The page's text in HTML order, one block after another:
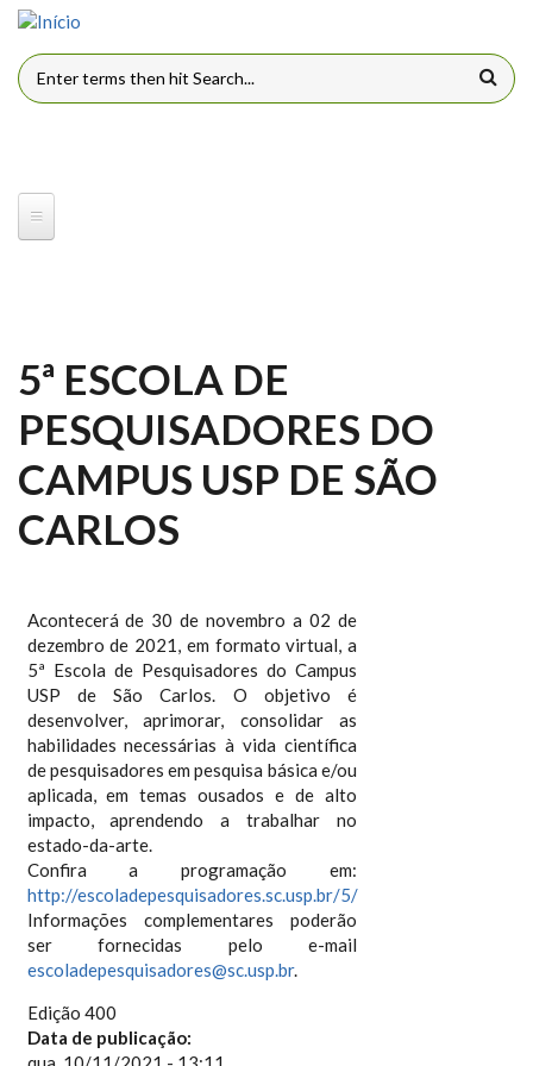
Pular para o conteúdo principal
FORMULÁRIO DE BUSCA
5ª ESCOLA DE
PESQUISADORES DO
CAMPUS USP DE SÃO
CARLOS
Acontecerá de 30 de novembro a 02 de
dezembro de 2021, em formato virtual, a
5ª Escola de Pesquisadores do Campus
USP de São Carlos. O objetivo é
desenvolver, aprimorar, consolidar as
habilidades necessárias à vida científica
de pesquisadores em pesquisa básica e/ou
aplicada, em temas ousados e de alto
impacto, aprendendo a trabalhar no
estado-da-arte.
Confira a programação em:
http://escoladepesquisadores.sc.usp.br/5/
Informações complementares poderão
ser fornecidas pelo e-mail
escoladepesquisadores@sc.usp.br.
Edição 400
Data de publicação: